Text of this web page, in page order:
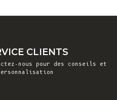
Costa Rica
Côte d'Ivoire
Croatie (EUR
CLIENTS
nous pour des conseils et